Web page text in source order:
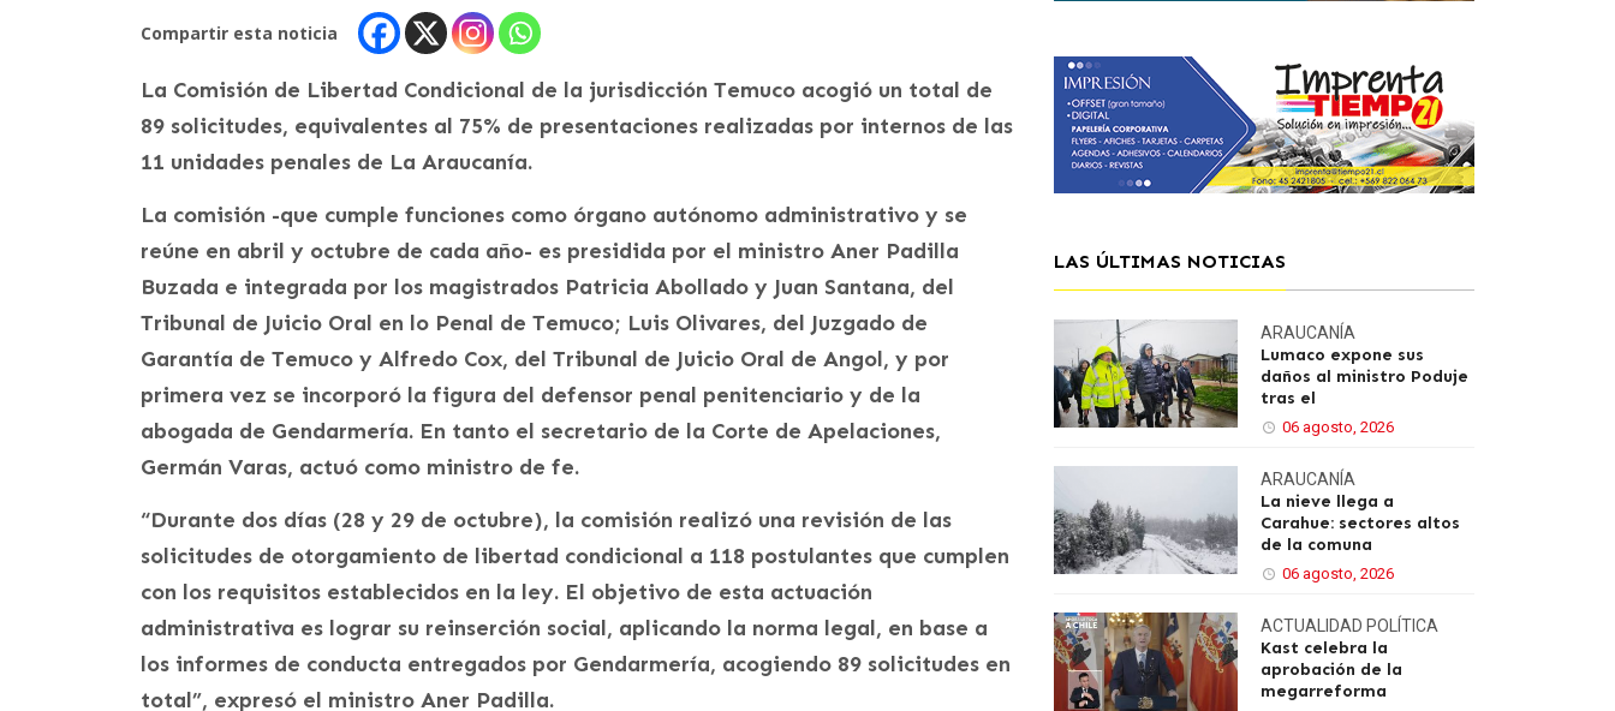
Compartir esta noticia
La Comisión de Libertad Condicional de la jurisdicción Temuco acogió un total de
89 solicitudes, equivalentes al 75% de presentaciones realizadas por internos de las
11 unidades penales de La Araucanía.
La comisión -que cumple funciones como órgano autónomo administrativo y se
reúne en abril y octubre de cada año- es presidida por el ministro Aner Padilla
Buzada e integrada por los magistrados Patricia Abollado y Juan Santana, del
Tribunal de Juicio Oral en lo Penal de Temuco; Luis Olivares, del Juzgado de
Garantía de Temuco y Alfredo Cox, del Tribunal de Juicio Oral de Angol, y por
primera vez se incorporó la figura del defensor penal penitenciario y de la
abogada de Gendarmería. En tanto el secretario de la Corte de Apelaciones,
Germán Varas, actuó como ministro de fe.
“Durante dos días (28 y 29 de octubre), la comisión realizó una revisión de las
solicitudes de otorgamiento de libertad condicional a 118 postulantes que cumplen
con los requisitos establecidos en la ley. El objetivo de esta actuación
administrativa es lograr su reinserción social, aplicando la norma legal, en base a
los informes de conducta entregados por Gendarmería, acogiendo 89 solicitudes en
total”, expresó el ministro Aner Padilla.
LAS ÚLTIMAS NOTICIAS
ARAUCANÍA
Lumaco expone sus
daños al ministro Poduje
tras el
06 agosto, 2026
ARAUCANÍA
La nieve llega a
Carahue: sectores altos
de la comuna
06 agosto, 2026
ACTUALIDAD POLÍTICA
Kast celebra la
aprobación de la
megarreforma